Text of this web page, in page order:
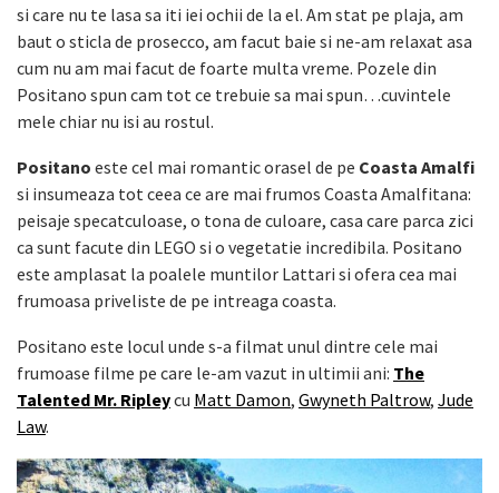
si care nu te lasa sa iti iei ochii de la el. Am stat pe plaja, am
baut o sticla de prosecco, am facut baie si ne-am relaxat asa
cum nu am mai facut de foarte multa vreme. Pozele din
Positano spun cam tot ce trebuie sa mai spun…cuvintele
mele chiar nu isi au rostul.
Positano este cel mai romantic orasel de pe Coasta Amalfi
si insumeaza tot ceea ce are mai frumos Coasta Amalfitana:
peisaje specatculoase, o tona de culoare, casa care parca zici
ca sunt facute din LEGO si o vegetatie incredibila. Positano
este amplasat la poalele muntilor Lattari si ofera cea mai
frumoasa priveliste de pe intreaga coasta.
Positano este locul unde s-a filmat unul dintre cele mai
frumoase filme pe care le-am vazut in ultimii ani: The
Talented Mr. Ripleycu Matt Damon, Gwyneth Paltrow, Jude
Law.